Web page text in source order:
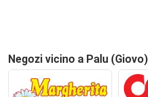
Negozi vicino a Palu (Giovo)